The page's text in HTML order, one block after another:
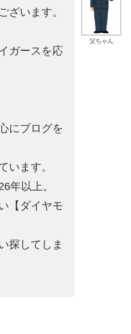
父ちゃん
ざいます。
ガースを応
にブログを
います。
年以上。
【ダイヤモ
探してしま